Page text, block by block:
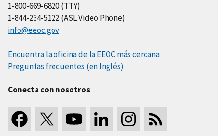
1-800-669-6820 (TTY)
1-844-234-5122 (ASL Video Phone)
info@eeoc.gov
Encuentra la oficina de la EEOC más cercana
Preguntas frecuentes (en Inglés)
Conecta con nosotros